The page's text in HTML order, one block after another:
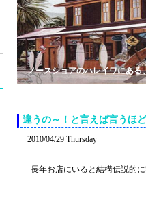
ノースショアのハレイワにある
違うの～！と言えば言うほど
2010/04/29 Thursday
長年お店にいると結構伝説的